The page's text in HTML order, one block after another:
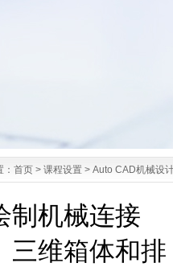
首页 > 课程设置 > Auto CAD机械设
制机械连接
三维箱体和排